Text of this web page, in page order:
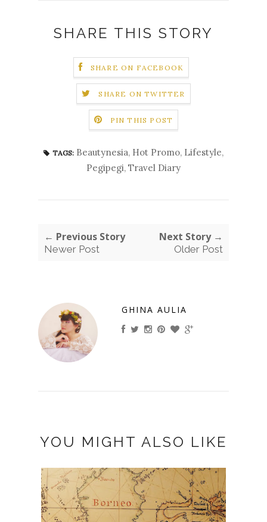
SHARE THIS STORY
SHARE ON FACEBOOK
SHARE ON TWITTER
PIN THIS POST
TAGS: Beautynesia, Hot Promo, Lifestyle,
Pegipegi, Travel Diary
← Previous Story
Newer Post
Next Story →
Older Post
GHINA AULIA
YOU MIGHT ALSO LIKE